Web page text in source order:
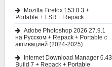
Mozilla Firefox 153.0.3 +
Portable + ESR + Repack
Adobe Photoshop 2026 27.9.1
на Русском + Repack + Portable с
активацией (2024-2025)
Internet Download Manager 6.43
Build 7 + Repack + Portable